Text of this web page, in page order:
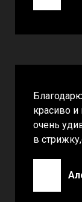
красиво и
очень
в